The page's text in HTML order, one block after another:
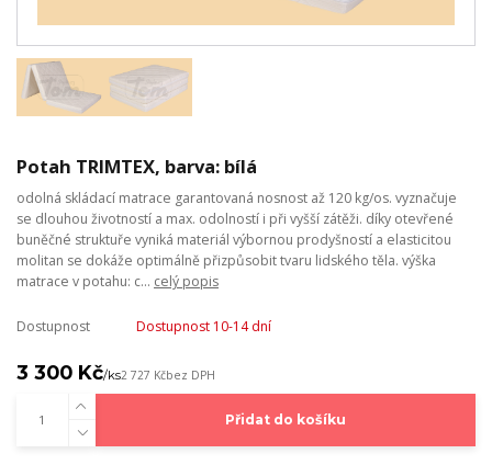
Potah TRIMTEX, barva: bílá
odolná skládací matrace garantovaná nosnost až 120 kg/os. vyznačuje
se dlouhou životností a max. odolností i při vyšší zátěži. díky otevřené
buněčné struktuře vyniká materiál výbornou prodyšností a elasticitou
molitan se dokáže optimálně přizpůsobit tvaru lidského těla. výška
matrace v potahu: c... celý popis
Dostupnost Dostupnost 10-14 dní
3 300 Kč/ks2 727 Kčbez DPH
Přidat do košíku